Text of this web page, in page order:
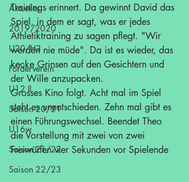
Aktuelles
2019/2020
U20/H3
Förderverein
U12 II
Saison 20/21
U16w
Saison 21/22
Saison 22/23
Trainings erinnert. Da gewinnt David das
Spiel, in dem er sagt, was er jedes
Athletiktraining zu sagen pflegt. "Wir
werden nie müde". Da ist es wieder, das
kecke Grinsen auf den Gesichtern und
der Wille anzupacken.
Grosses Kino folgt. Acht mal im Spiel
steht es unentschieden. Zehn mal gibt es
einen Führungswechsel. Beendet Theo
die Vorstellung mit zwei von zwei
Freiwürfen vier Sekunden vor Spielende